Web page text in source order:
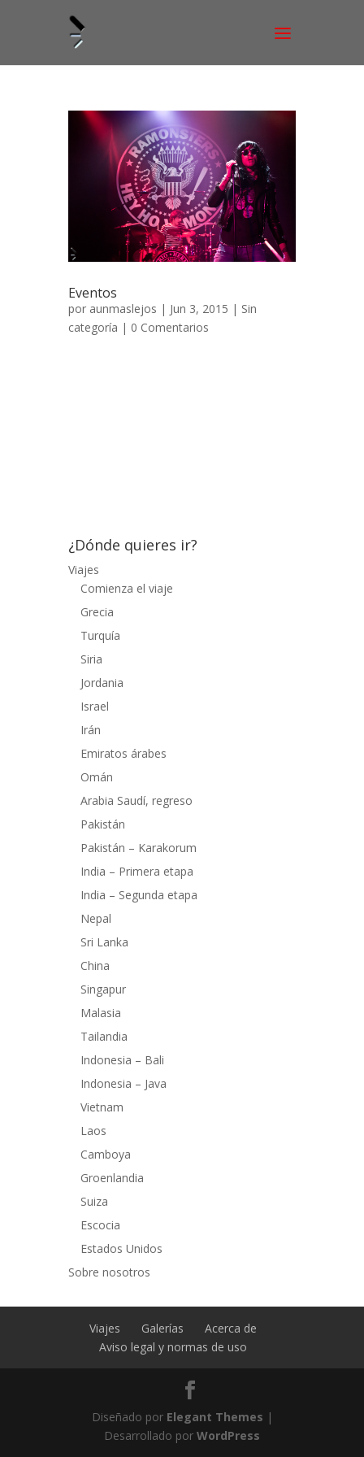
Eventos
por aunmaslejos | Jun 3, 2015 | Sin
categoría | 0 Comentarios
¿Dónde quieres ir?
Viajes
Comienza el viaje
Grecia
Turquía
Siria
Jordania
Israel
Irán
Emiratos árabes
Omán
Arabia Saudí, regreso
Pakistán
Pakistán – Karakorum
India – Primera etapa
India – Segunda etapa
Nepal
Sri Lanka
China
Singapur
Malasia
Tailandia
Indonesia – Bali
Indonesia – Java
Vietnam
Laos
Camboya
Groenlandia
Suiza
Escocia
Estados Unidos
Sobre nosotros
Viajes Galerías
Acerca de
Aviso legal y normas de uso
Diseñado por Elegant Themes |
Desarrollado por WordPress